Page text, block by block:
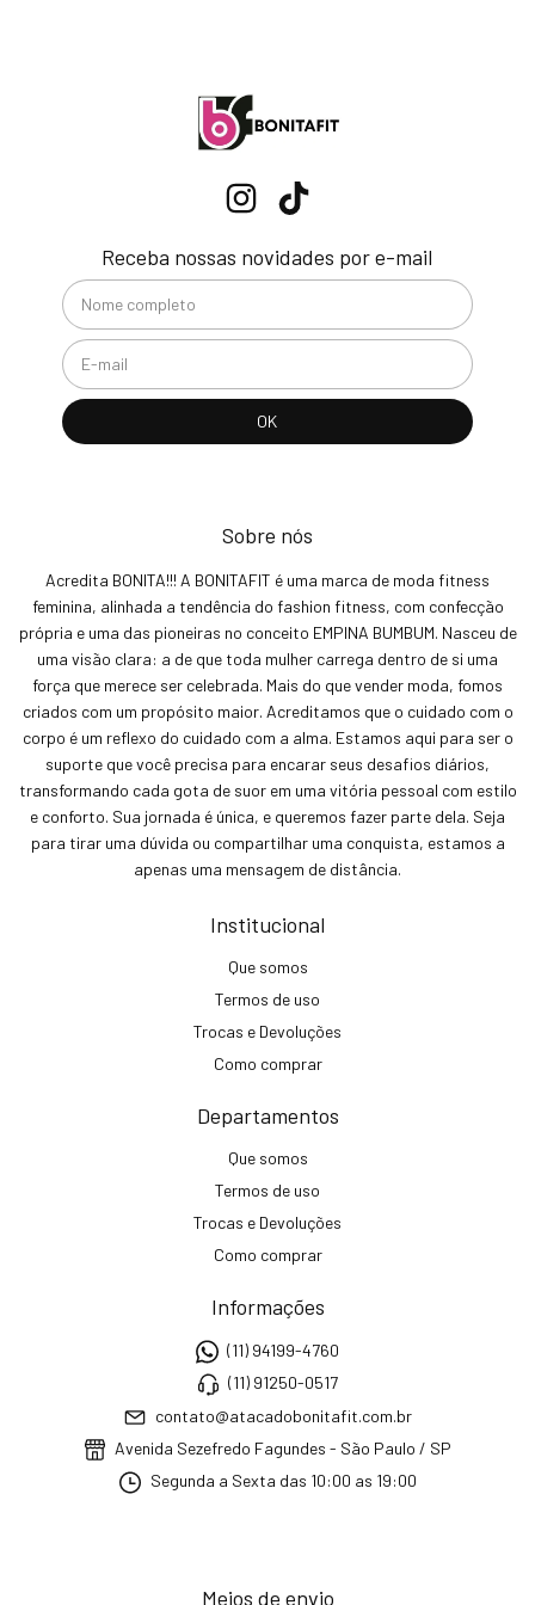
Receba nossas novidades por e-mail
Sobre nós
Acredita BONITA!!! A BONITAFIT é uma marca de moda fitness
feminina, alinhada a tendência do fashion fitness, com confecção
própria e uma das pioneiras no conceito EMPINA BUMBUM. Nasceu de
uma visão clara: a de que toda mulher carrega dentro de si uma
força que merece ser celebrada. Mais do que vender moda, fomos
criados com um propósito maior. Acreditamos que o cuidado com o
corpo é um reflexo do cuidado com a alma. Estamos aqui para ser o
suporte que você precisa para encarar seus desafios diários,
transformando cada gota de suor em uma vitória pessoal com estilo
e conforto. Sua jornada é única, e queremos fazer parte dela. Seja
para tirar uma dúvida ou compartilhar uma conquista, estamos a
apenas uma mensagem de distância.
Institucional
Que somos
Termos de uso
Trocas e Devoluções
Como comprar
Departamentos
Que somos
Termos de uso
Trocas e Devoluções
Como comprar
Informações
(11) 94199-4760
(11) 91250-0517
contato@atacadobonitafit.com.br
Avenida Sezefredo Fagundes - São Paulo / SP
Segunda a Sexta das 10:00 as 19:00
Meios de envio